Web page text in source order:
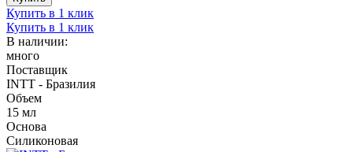
Купить в 1 клик
Купить в 1 клик
В наличии:
много
Поставщик
INTT - Бразилия
Объем
15 мл
Основа
Силиконовая